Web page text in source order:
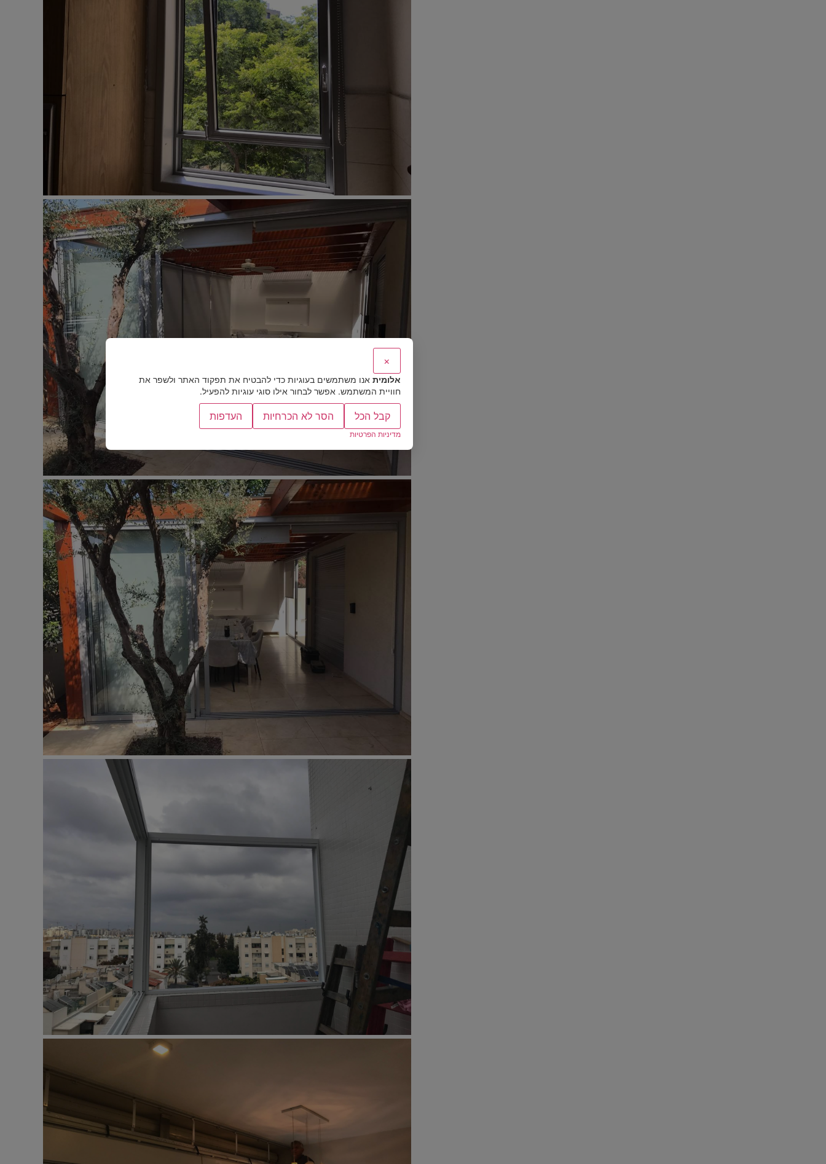
×
אלומית אנו משתמשים בעוגיות כדי להבטיח את תפקוד האתר ולשפר את
חוויית המשתמש. אפשר לבחור אילו סוגי עוגיות להפעיל.
קבל הכל הסר לא הכרחיות העדפות
מדיניות הפרטיות